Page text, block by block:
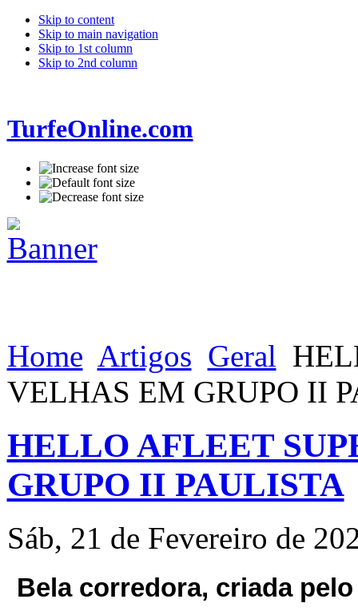
Skip to content
Skip to main navigation
Skip to 1st column
Skip to 2nd column
TurfeOnline.com
Home Artigos Geral
VELHAS EM GRUPO II
HELLO AFLEET
GRUPO II PAULISTA
Sáb, 21 de Fevereiro de
Bela corredora, criada